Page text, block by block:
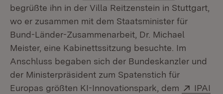
begrüßte ihn in der Villa Reitzenstein in Stuttgart,
wo er zusammen mit dem Staatsminister für
Bund-Länder-Zusammenarbeit, Dr. Michael
Meister, eine Kabinettssitzung besuchte. Im
Anschluss begaben sich der Bundeskanzler und
der Ministerpräsident zum Spatenstich für
Europas größten KI-Innovationspark, dem
Extern:
IPAI